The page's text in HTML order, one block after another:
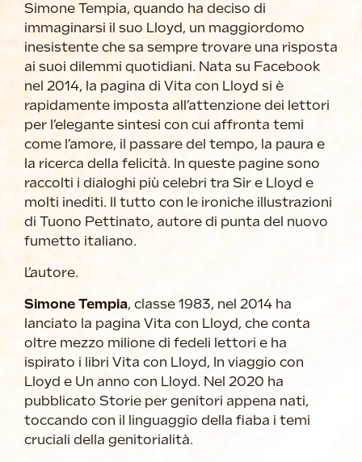
Simone Tempia, quando ha deciso di
immaginarsi il suo Lloyd, un maggiordomo
inesistente che sa sempre trovare una risposta
ai suoi dilemmi quotidiani. Nata su Facebook
nel 2014, la pagina di Vita con Lloyd si è
rapidamente imposta all’attenzione dei lettori
per l’elegante sintesi con cui affronta temi
come l’amore, il passare del tempo, la paura e
la ricerca della felicità. In queste pagine sono
raccolti i dialoghi più celebri tra Sir e Lloyd e
molti inediti. Il tutto con le ironiche illustrazioni
di Tuono Pettinato, autore di punta del nuovo
fumetto italiano.
L’autore.
Simone Tempia, classe 1983, nel 2014 ha
lanciato la pagina Vita con Lloyd, che conta
oltre mezzo milione di fedeli lettori e ha
ispirato i libri Vita con Lloyd, In viaggio con
Lloyd e Un anno con Lloyd. Nel 2020 ha
pubblicato Storie per genitori appena nati,
toccando con il linguaggio della fiaba i temi
cruciali della genitorialità.